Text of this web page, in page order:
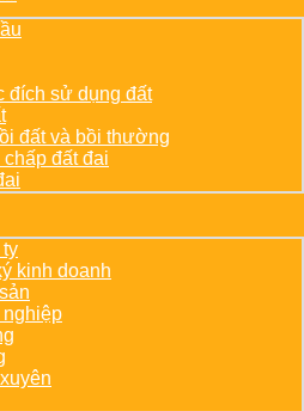
đích sử dụng đất
đất và bồi thường
đất đai
kinh doanh
nghiệp